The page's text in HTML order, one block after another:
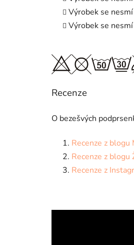
Výrobek se
Výrobek se
Recenze
O bezešvých
Recenze z
Recenze z
Recenze z